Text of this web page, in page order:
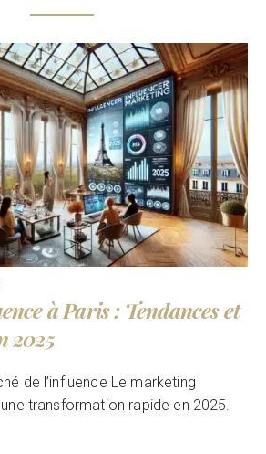
à Paris : Tendances et
2025
de l’influence Le marketing
transformation rapide en 2025.